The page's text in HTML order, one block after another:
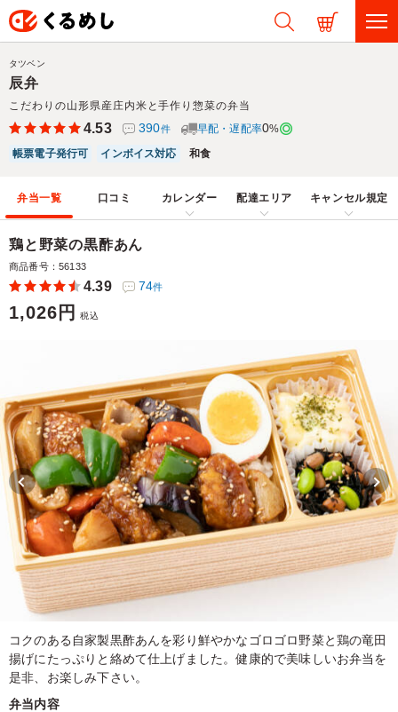
辰弁
こだわりの山形県産庄内米と手作り惣菜の弁当
タツベン
4.53 390件 早配・遅配率0%
帳票電子発行可
インボイス対応 和食
弁当一覧 口コミ カレンダー 配達エリア キャンセル規定
鶏と野菜の黒酢あん
商品番号：56133
4.39 74件
1,026円 税込
コクのある自家製黒酢あんを彩り鮮やかなゴロゴロ野菜と鶏の竜田
揚げにたっぷりと絡めて仕上げました。健康的で美味しいお弁当を
是非、お楽しみ下さい。
弁当内容